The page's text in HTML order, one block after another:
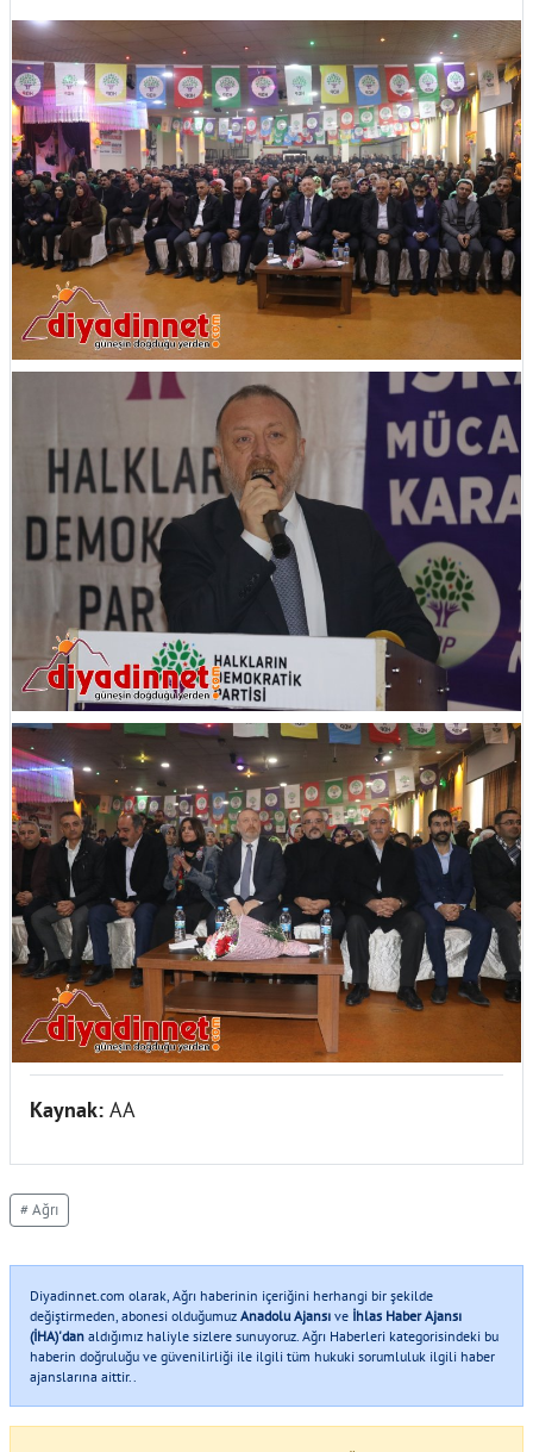
Kaynak: AA
# Ağrı
Diyadinnet.com olarak, Ağrı haberinin içeriğini herhangi bir şekilde
değiştirmeden, abonesi olduğumuz Anadolu Ajansı ve İhlas Haber Ajansı
(İHA)'dan aldığımız haliyle sizlere sunuyoruz. Ağrı Haberleri kategorisindeki bu
haberin doğruluğu ve güvenilirliği ile ilgili tüm hukuki sorumluluk ilgili haber
ajanslarına aittir..